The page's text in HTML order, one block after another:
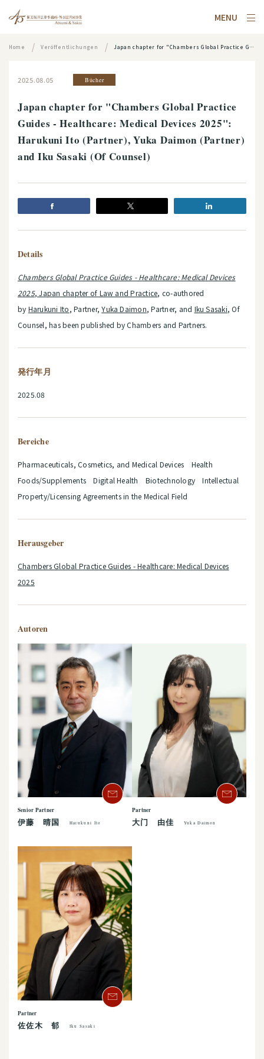
MENU
Home Veröffentlichungen Japan chapter for "Chambers Global Practice Guides - Healthcare: Medical Devices 2025": Harukuni Ito (Partner), Yuka Daimon (Partner) and Iku Sasaki (Of Counsel)
2025.08.05 Bücher
Japan chapter for "Chambers Global Practice
Guides - Healthcare: Medical Devices 2025":
Harukuni Ito (Partner), Yuka Daimon (Partner)
and Iku Sasaki (Of Counsel)
Details
Chambers Global Practice Guides - Healthcare: Medical Devices
2025, Japan chapter of Law and Practice, co-authored
by Harukuni Ito, Partner,Yuka Daimon, Partner, and Iku Sasaki, Of
Counsel, has been published by Chambers and Partners.
発行年月
2025.08
Bereiche
Pharmaceuticals, Cosmetics, and Medical Devices Health
Foods/Supplements Digital Health Biotechnology Intellectual
Property/Licensing Agreements in the Medical Field
Herausgeber
Chambers Global Practice Guides - Healthcare: Medical Devices
2025
Autoren
Senior Partner
伊藤 晴国 Harukuni Ito
Partner
大门 由佳 Yuka Daimon
Partner
佐佐木 郁 Iku Sasaki